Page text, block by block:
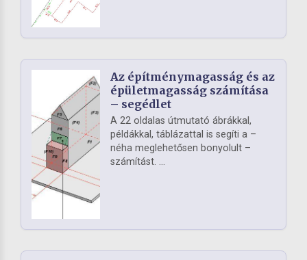
Az építménymagasság és az
épületmagasság számítása
– segédlet
A 22 oldalas útmutató ábrákkal,
példákkal, táblázattal is segíti a –
néha meglehetősen bonyolult –
számítást. ...